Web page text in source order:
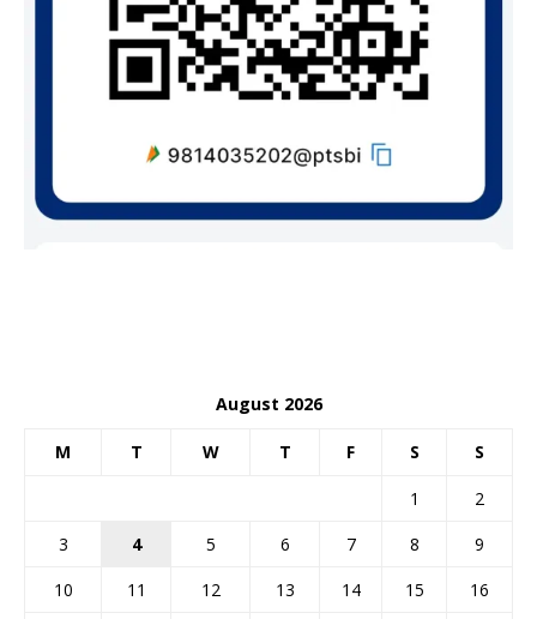
August 2026
M T W T F S S
1
2
3
4 5 6 7 8
9
10
11 12 13 14 15
16